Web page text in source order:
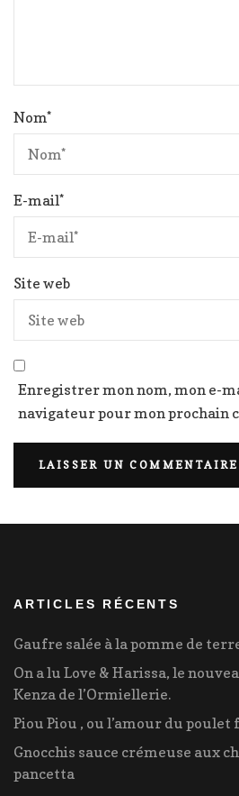
Nom*
E-mail*
Site web
Enregistrer mon nom, mon e-
navigateur pour mon prochain
ARTICLES RÉCENTS
Gaufre salée à la pomme de
On a lu Love & Harissa, le
Kenza de l’Ormiellerie.
Piou Piou , ou l’amour du
Gnocchis sauce crémeuse aux
pancetta